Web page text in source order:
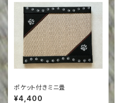
ポケット付きミニ畳
¥4,400